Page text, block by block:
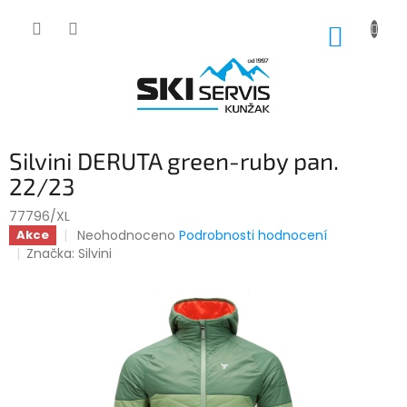
Silvini DERUTA green-ruby pan.
22/23
77796/XL
Akce
Průměrné
hodnocení
hvězdiček.
Neohodnoceno Podrobnosti hodnocení
Značka:Silvini